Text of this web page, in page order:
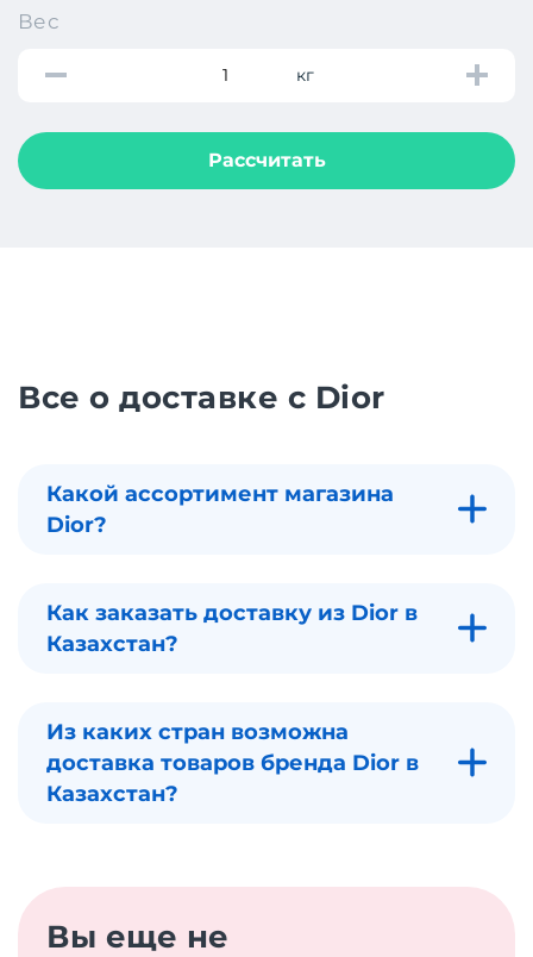
Вес
кг
Рассчитать
Все о доставке с Dior
Какой ассортимент магазина
Dior?
Как заказать доставку из Dior в
Казахстан?
Из каких стран возможна
доставка товаров бренда Dior в
Казахстан?
Вы еще не